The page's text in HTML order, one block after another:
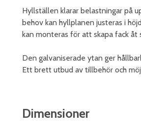
Hyllställen klarar belastningar på
behov kan hyllplanen justeras i
kan monteras för att skapa fack åt
Den galvaniserade ytan ger
Ett brett utbud av tillbehör och
Dimensioner